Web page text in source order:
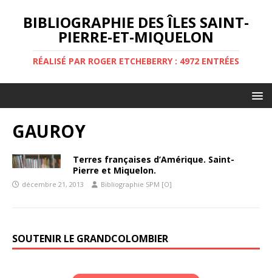
BIBLIOGRAPHIE DES ÎLES SAINT-
PIERRE-ET-MIQUELON
RÉALISÉ PAR ROGER ETCHEBERRY : 4972 ENTRÉES
GAUROY
Terres françaises d’Amérique. Saint-
Pierre et Miquelon.
décembre 21, 2013 Bibliographie SPM [O]
SOUTENIR LE GRANDCOLOMBIER